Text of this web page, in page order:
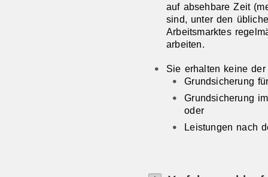
auf absehbare Zeit
sind, unter den
Arbeitsmarktes
arbeiten.
Sie erhalten keine
Grundsicherung
Grundsicherung
oder
Leistungen nach